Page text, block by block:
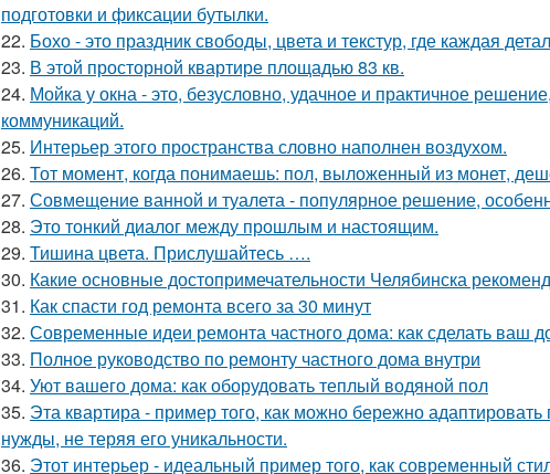
подготовки и фиксации бутылки.
22. Бохо - это праздник свободы, цвета и текстур, где каждая
23. В этой просторной квартире площадью 83 кв.
24. Мойка у окна - это, безусловно, удачное и практичное
коммуникаций.
25. Интерьер этого пространства словно наполнен воздухом.
26. Тот момент, когда понимаешь: пол, выложенный из монет,
27. Совмещение ванной и туалета - популярное решение,
28. Это тонкий диалог между прошлым и настоящим.
29. Тишина цвета. Прислушайтесь ….
30. Какие основные достопримечательности Челябинска
31. Как спасти год ремонта всего за 30 минут
32. Современные идеи ремонта частного дома: как сделать ваш
33. Полное руководство по ремонту частного дома внутри
34. Уют вашего дома: как оборудовать теплый водяной пол
35. Эта квартира - пример того, как можно бережно
нужды, не теряя его уникальности.
36. Этот интерьер - идеальный пример того, как современный